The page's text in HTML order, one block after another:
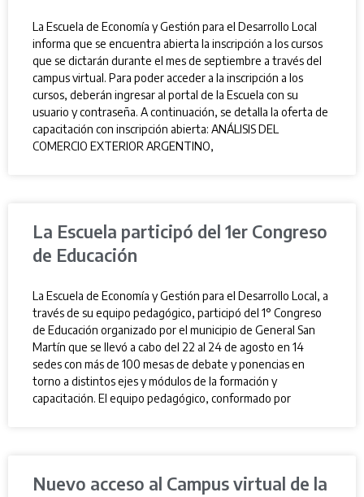
La Escuela de Economía y Gestión para el Desarrollo Local
informa que se encuentra abierta la inscripción a los cursos
que se dictarán durante el mes de septiembre a través del
campus virtual. Para poder acceder a la inscripción a los
cursos, deberán ingresar al portal de la Escuela con su
usuario y contraseña. A continuación, se detalla la oferta de
capacitación con inscripción abierta: ANÁLISIS DEL
COMERCIO EXTERIOR ARGENTINO,
La Escuela participó del 1er Congreso
de Educación
La Escuela de Economía y Gestión para el Desarrollo Local, a
través de su equipo pedagógico, participó del 1° Congreso
de Educación organizado por el municipio de General San
Martín que se llevó a cabo del 22 al 24 de agosto en 14
sedes con más de 100 mesas de debate y ponencias en
torno a distintos ejes y módulos de la formación y
capacitación. El equipo pedagógico, conformado por
Nuevo acceso al Campus virtual de la